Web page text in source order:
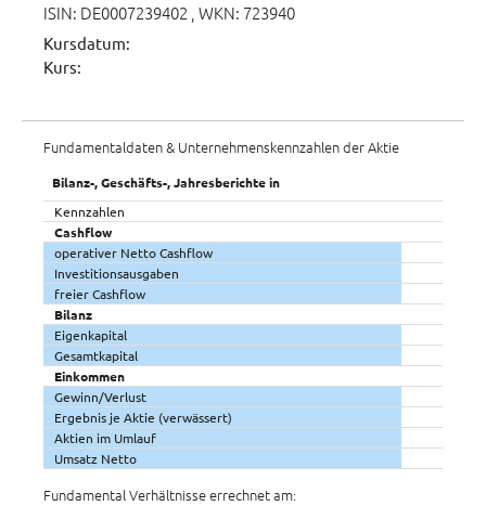
ISIN: DE0007239402 , WKN: 723940
Kursdatum:
Kurs:
Fundamentaldaten & Unternehmenskennzahlen der Aktie
Bilanz-, Geschäfts-, Jahresberichte in
Kennzahlen
Cashflow
operativer Netto Cashflow
Investitionsausgaben
freier Cashflow
Bilanz
Eigenkapital
Gesamtkapital
Einkommen
Gewinn/Verlust
Ergebnis je Aktie (verwässert)
Aktien im Umlauf
Umsatz Netto
Fundamental Verhältnisse errechnet am: